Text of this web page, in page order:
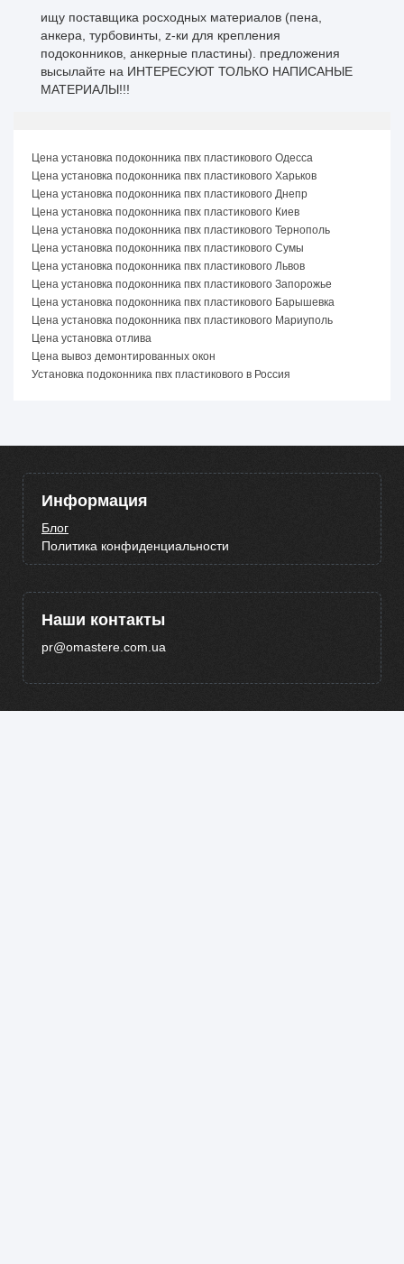
ищу поставщика росходных материалов (пена,
анкера, турбовинты, z-ки для крепления
подоконников, анкерные пластины). предложения
высылайте на ИНТЕРЕСУЮТ ТОЛЬКО НАПИСАНЫЕ
МАТЕРИАЛЫ!!!
Цена установка подоконника пвх пластикового Одесса
Цена установка подоконника пвх пластикового Харьков
Цена установка подоконника пвх пластикового Днепр
Цена установка подоконника пвх пластикового Киев
Цена установка подоконника пвх пластикового Тернополь
Цена установка подоконника пвх пластикового Сумы
Цена установка подоконника пвх пластикового Львов
Цена установка подоконника пвх пластикового Запорожье
Цена установка подоконника пвх пластикового Барышевка
Цена установка подоконника пвх пластикового Мариуполь
Цена установка отлива
Цена вывоз демонтированных окон
Установка подоконника пвх пластикового в Россия
Информация
Блог
Политика конфиденциальности
Наши контакты
pr@omastere.com.ua